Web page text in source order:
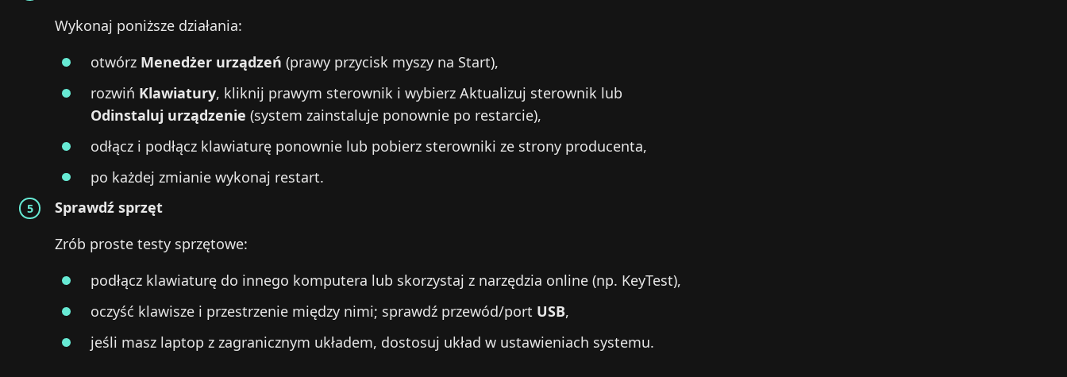
Wykonaj poniższe działania:
otwórz Menedżer urządzeń (prawy przycisk myszy na Start),
rozwiń Klawiatury, kliknij prawym sterownik i wybierz Aktualizuj sterownik lub
Odinstaluj urządzenie (system zainstaluje ponownie po restarcie),
odłącz i podłącz klawiaturę ponownie lub pobierz sterowniki ze strony producenta,
po każdej zmianie wykonaj restart.
Sprawdź sprzęt
Zrób proste testy sprzętowe:
podłącz klawiaturę do innego komputera lub skorzystaj z narzędzia online (np. KeyTest),
oczyść klawisze i przestrzenie między nimi; sprawdź przewód/port USB,
jeśli masz laptop z zagranicznym układem, dostosuj układ w ustawieniach systemu.